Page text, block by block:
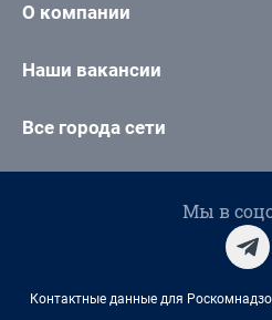
О компании
Наши вакансии
Все города сети
Мы в
Контактные данные для